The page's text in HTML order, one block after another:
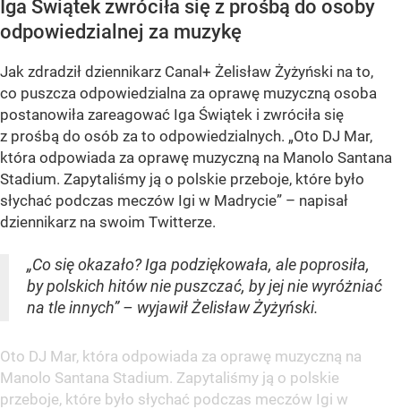
Iga Świątek zwróciła się z prośbą do osoby
odpowiedzialnej za muzykę
Jak zdradził dziennikarz Canal+ Żelisław Żyżyński na to,
co puszcza odpowiedzialna za oprawę muzyczną osoba
postanowiła zareagować Iga Świątek i zwróciła się
z prośbą do osób za to odpowiedzialnych. „Oto DJ Mar,
która odpowiada za oprawę muzyczną na Manolo Santana
Stadium. Zapytaliśmy ją o polskie przeboje, które było
słychać podczas meczów Igi w Madrycie” – napisał
dziennikarz na swoim Twitterze.
„Co się okazało? Iga podziękowała, ale poprosiła,
by polskich hitów nie puszczać, by jej nie wyróżniać
na tle innych” – wyjawił Żelisław Żyżyński.
Oto DJ Mar, która odpowiada za oprawę muzyczną na
Manolo Santana Stadium. Zapytaliśmy ją o polskie
przeboje, które było słychać podczas meczów Igi w